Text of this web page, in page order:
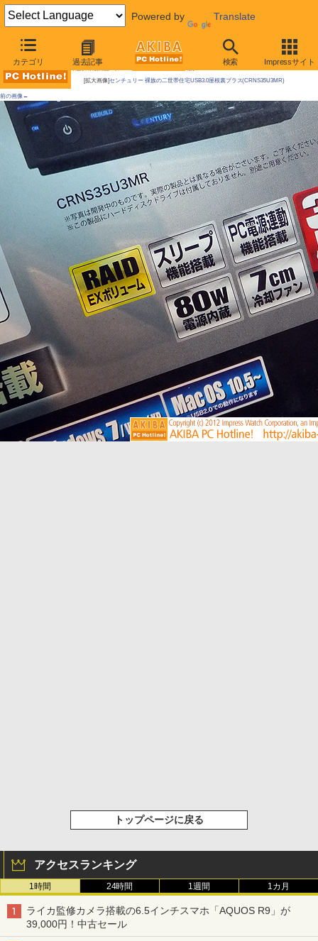
Powered by Translate
カテゴリ 過去記事 検索 Impressサイト
AKIBA PC Hotline!
[拡大画像]センチュリー 裸族の二世帯住宅USB3.0屋根裏プラス(CRNS35U3MR)
前の画像←
トップページに戻る
アクセスランキング
1時間 24時間 1週間 1カ月
ライカ監修カメラ搭載の6.5インチスマホ「AQUOS R9」が
39,000円！中古セール